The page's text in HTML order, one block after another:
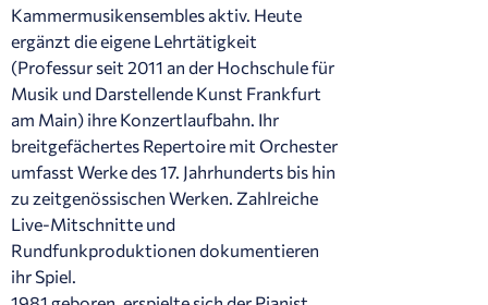
Kammermusikensembles aktiv. Heute
ergänzt die eigene Lehrtätigkeit
(Professur seit 2011 an der Hochschule für
Musik und Darstellende Kunst Frankfurt
am Main) ihre Konzertlaufbahn. Ihr
breitgefächertes Repertoire mit Orchester
umfasst Werke des 17. Jahrhunderts bis hin
zu zeitgenössischen Werken. Zahlreiche
Live-Mitschnitte und
Rundfunkproduktionen dokumentieren
ihr Spiel.